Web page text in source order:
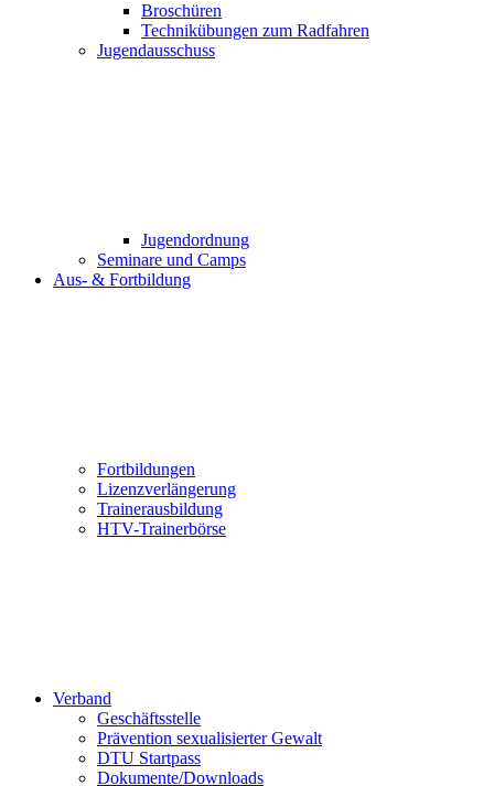
Broschüren
Technikübungen zum Radfahren
Jugendausschuss
Jugendordnung
Seminare und Camps
Aus- & Fortbildung
Fortbildungen
Lizenzverlängerung
Trainerausbildung
HTV-Trainerbörse
Verband
Geschäftsstelle
Prävention sexualisierter Gewalt
DTU Startpass
Dokumente/Downloads